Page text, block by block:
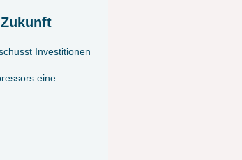
Investitionen
eine